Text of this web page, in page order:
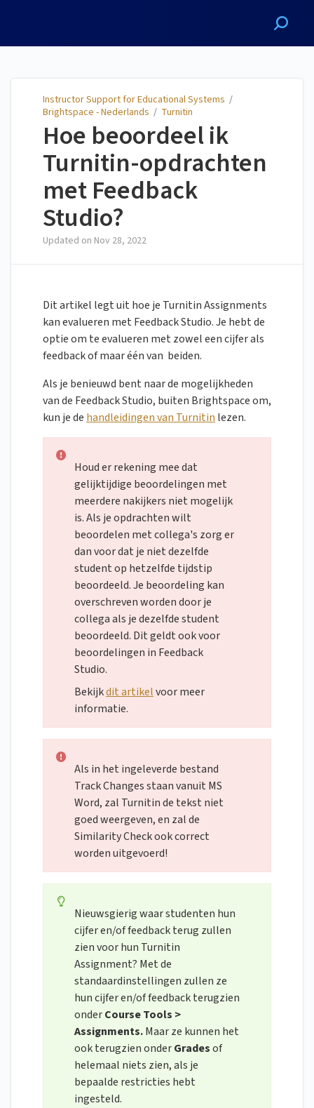
Instructor Support for Educational Systems /
Brightspace - Nederlands / Turnitin
Hoe beoordeel ik
Turnitin-opdrachten
met Feedback
Studio?
Updated on Nov 28, 2022
Dit artikel legt uit hoe je Turnitin Assignments
kan evalueren met Feedback Studio. Je hebt de
optie om te evalueren met zowel een cijfer als
feedback of maar één van beiden.
Als je benieuwd bent naar de mogelijkheden
van de Feedback Studio, buiten Brightspace om,
kun je de handleidingen van Turnitin lezen.
Houd er rekening mee dat
gelijktijdige beoordelingen met
meerdere nakijkers niet mogelijk
is. Als je opdrachten wilt
beoordelen met collega's zorg er
dan voor dat je niet dezelfde
student op hetzelfde tijdstip
beoordeeld. Je beoordeling kan
overschreven worden door je
collega als je dezelfde student
beoordeeld. Dit geldt ook voor
beoordelingen in Feedback
Studio.
Bekijkdit artikelvoor meer
informatie.
Als in het ingeleverde bestand
Track Changes staan vanuit MS
Word, zal Turnitin de tekst niet
goed weergeven, en zal de
Similarity Check ook correct
worden uitgevoerd!
Nieuwsgierig waar studenten hun
cijfer en/of feedback terug zullen
zien voor hun Turnitin
Assignment? Met de
standaardinstellingen zullen ze
hun cijfer en/of feedback terugzien
onderCourse Tools >
Assignments.Maar ze kunnen het
ook terugzien onderGradesof
helemaal niets zien, als je
bepaalde restricties hebt
ingesteld.